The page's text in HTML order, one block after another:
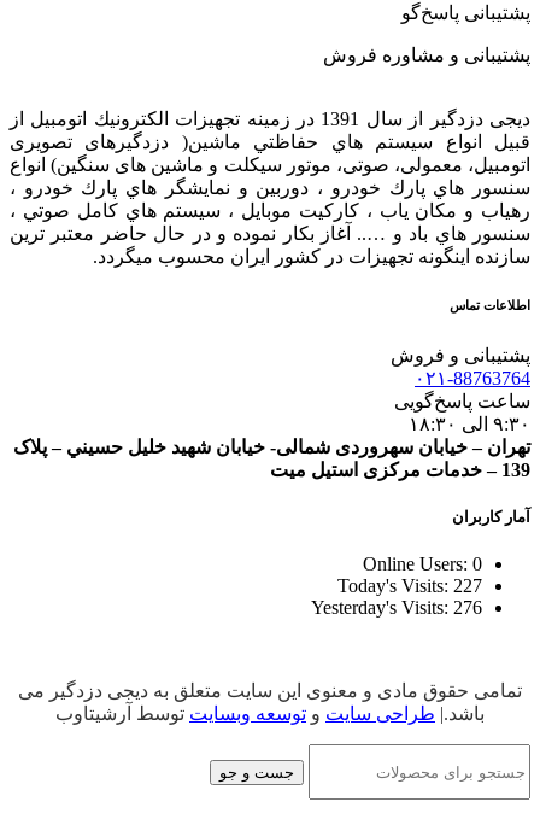
پشتیبانی پاسخ‌گو
پشتیبانی و مشاوره فروش
دیجی دزدگیر از سال 1391 در زمينه تجهيزات الكترونيك اتومبیل از
قبيل انواع سيستم هاي حفاظتي ماشین( دزدگيرهای تصویری
اتومبیل، معمولی، صوتی، موتور سیکلت و ماشین های سنگین) انواع
سنسور هاي پارك خودرو ، دوربين و نمايشگر هاي پارك خودرو ،
رهياب و مكان ياب ، كاركيت موبايل ، سيستم هاي كامل صوتي ،
سنسور هاي باد و ….. آغاز بكار نموده و در حال حاضر معتبر ترين
سازنده اينگونه تجهيزات در كشور ایران محسوب ميگردد.
اطلاعات تماس
پشتیبانی و فروش
۰۲۱-88763764
ساعت پاسخ‌گویی
۹:۳۰ الی ۱۸:۳۰
تهران – خيابان سهروردی شمالی- خيابان شهيد خليل حسيني – پلاک
139 – خدمات مرکزی استیل میت
آمار کاربران
Online Users: 0
Today's Visits: 227
Yesterday's Visits: 276
تمامی حقوق مادی و معنوی این سایت متعلق به دیجی دزدگیر می
باشد.| طراحی سایت و توسعه وبسایت توسط آرشیتاوب
جست و جو